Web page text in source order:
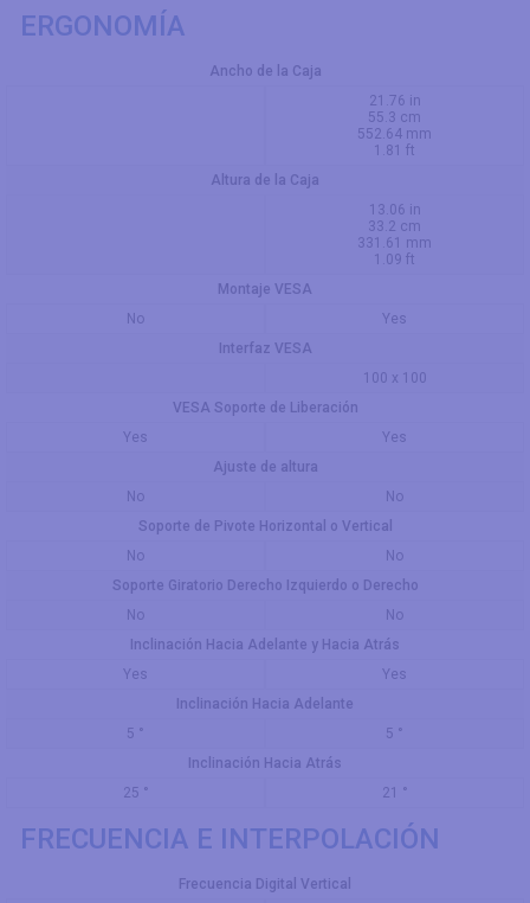
ERGONOMÍA
Ancho de la Caja
21.76 in
55.3 cm
552.64 mm
1.81 ft
Altura de la Caja
13.06 in
33.2 cm
331.61 mm
1.09 ft
Montaje VESA
No
Yes
Interfaz VESA
100 x 100
VESA Soporte de Liberación
Yes
Yes
Ajuste de altura
No
No
Soporte de Pivote Horizontal o Vertical
No
No
Soporte Giratorio Derecho Izquierdo o Derecho
No
No
Inclinación Hacia Adelante y Hacia Atrás
Yes
Yes
Inclinación Hacia Adelante
5 °
5 °
Inclinación Hacia Atrás
25 °
21 °
FRECUENCIA E INTERPOLACIÓN
Frecuencia Digital Vertical